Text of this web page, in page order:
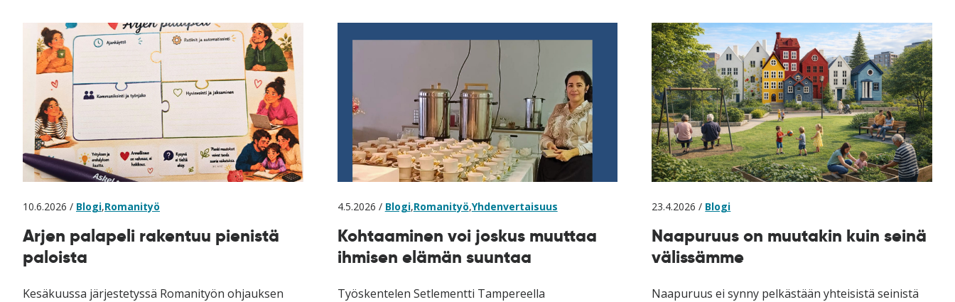
10.6.2026 / Blogi,Romanityö
Arjen palapeli rakentuu pienistä
paloista
Kesäkuussa järjestetyssä Romanityön ohjauksen
4.5.2026 / Blogi,Romanityö,Yhdenvertaisuus
Kohtaaminen voi joskus muuttaa
ihmisen elämän suuntaa
Työskentelen Setlementti Tampereella
23.4.2026 / Blogi
Naapuruus on muutakin kuin seinä
välissämme
Naapuruus ei synny pelkästään yhteisistä seinistä